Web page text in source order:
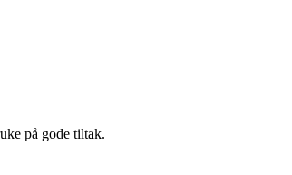
på gode tiltak.